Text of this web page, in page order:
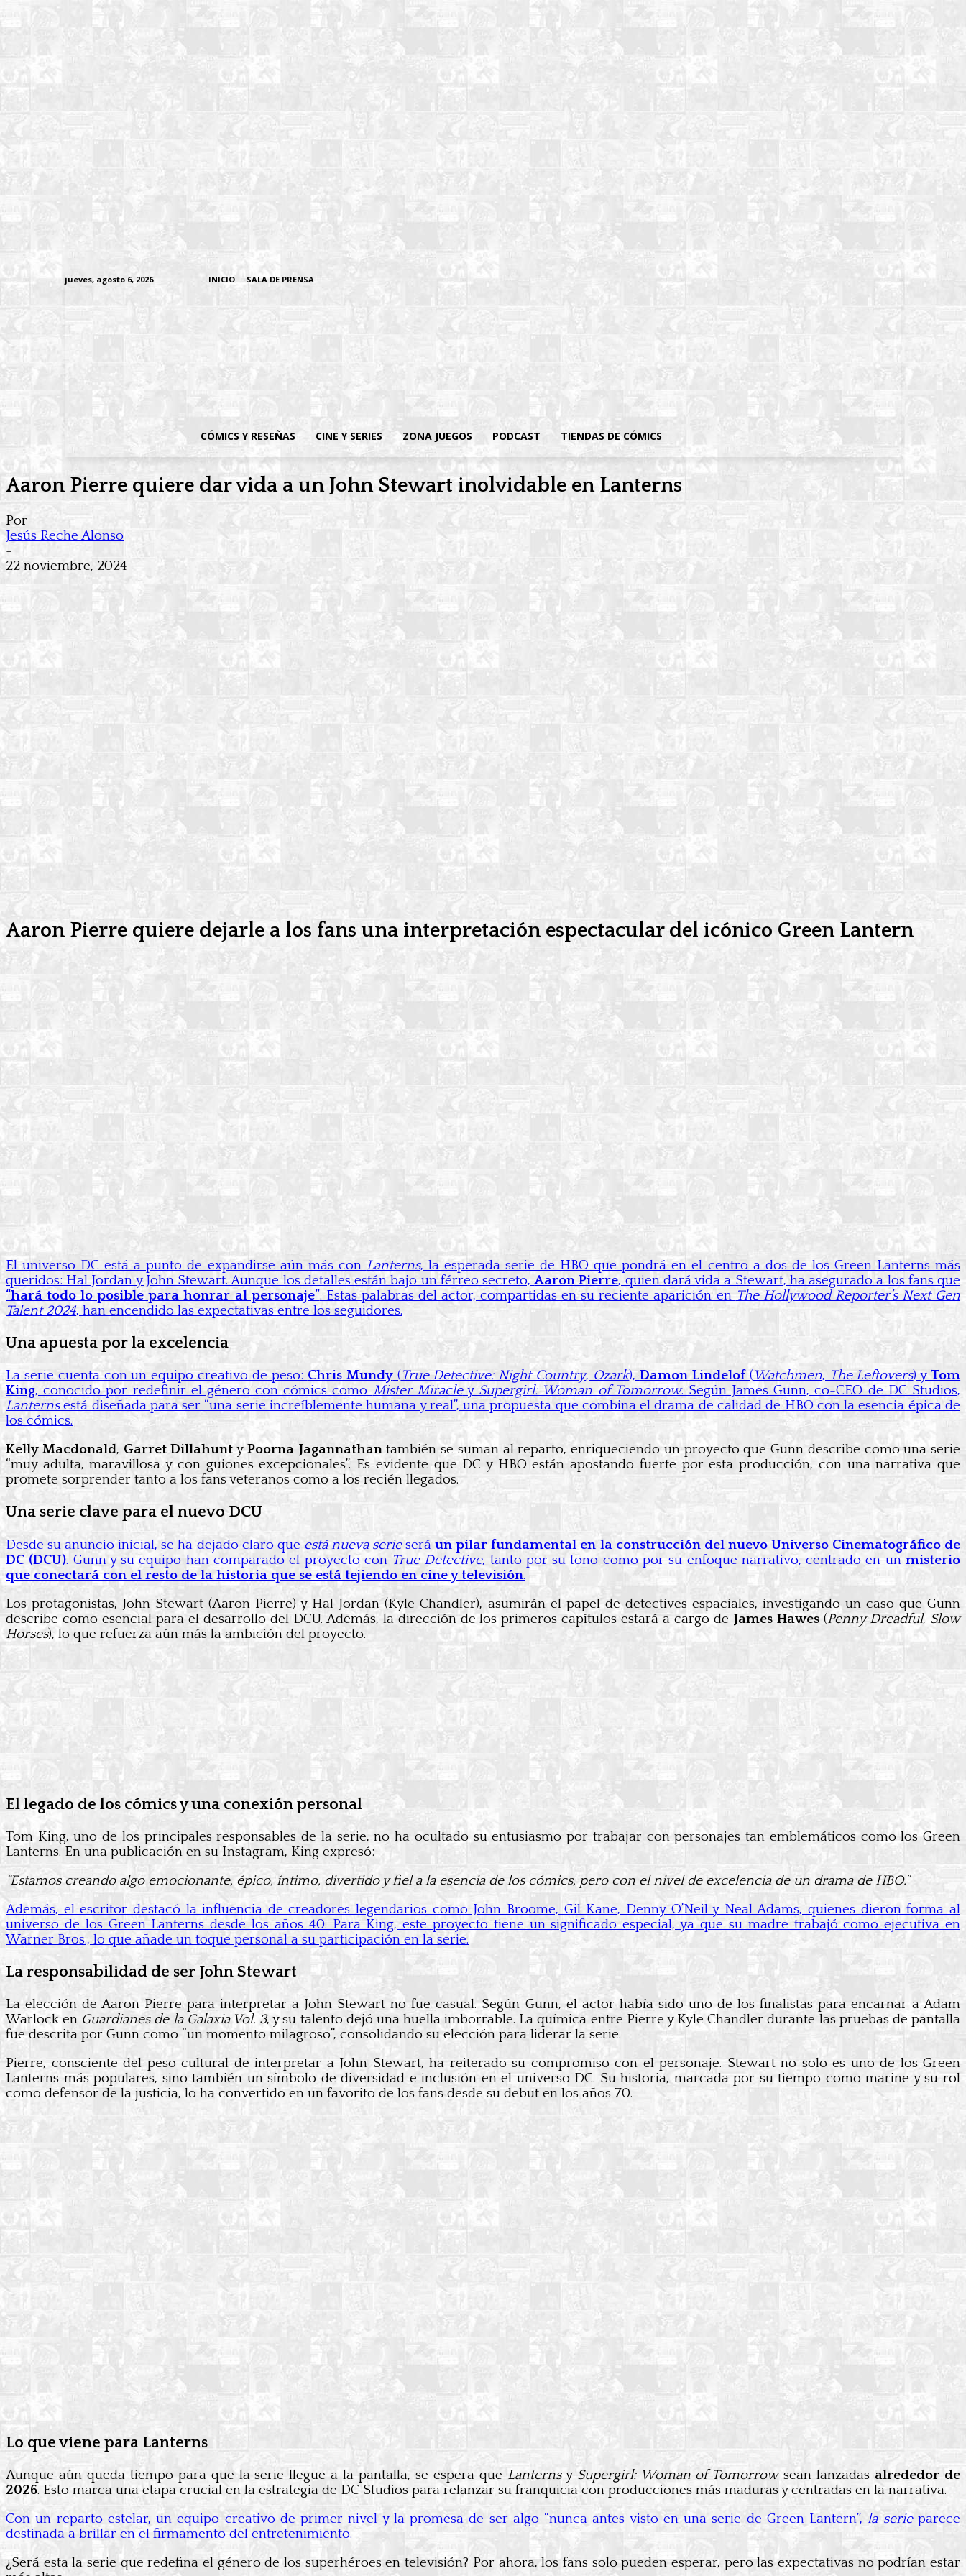
jueves, agosto 6, 2026 INICIO SALA DE PRENSA
CÓMICS Y RESEÑAS CINE Y SERIES ZONA JUEGOS PODCAST TIENDAS DE CÓMICS
Aaron Pierre quiere dar vida a un John Stewart inolvidable en Lanterns
Por
Jesús Reche Alonso
-
22 noviembre, 2024
Aaron Pierre quiere dejarle a los fans una interpretación espectacular del icónico Green Lantern
El universo DC está a punto de expandirse aún más con Lanterns, la esperada serie de HBO que pondrá en el centro a dos de los Green Lanterns más
queridos: Hal Jordan y John Stewart. Aunque los detalles están bajo un férreo secreto,Aaron Pierre, quien dará vida a Stewart, ha asegurado a los fans que
“hará todo lo posible para honrar al personaje”. Estas palabras del actor, compartidas en su reciente aparición en The Hollywood Reporter’s Next Gen
Talent 2024, han encendido las expectativas entre los seguidores.
Una apuesta por la excelencia
La serie cuenta con un equipo creativo de peso: Chris Mundy(True Detective: Night Country, Ozark), Damon Lindelof(Watchmen, The Leftovers) y Tom
King, conocido por redefinir el género con cómics como Mister Miracley Supergirl: Woman of Tomorrow. Según James Gunn, co-CEO de DC Studios,
Lanternsestá diseñada para ser “una serie increíblemente humana y real”, una propuesta que combina el drama de calidad de HBO con la esencia épica de
los cómics.
Kelly Macdonald, Garret Dillahunt yPoorna Jagannathantambién se suman al reparto, enriqueciendo un proyecto que Gunn describe como una serie
“muy adulta, maravillosa y con guiones excepcionales”. Es evidente que DC y HBO están apostando fuerte por esta producción, con una narrativa que
promete sorprender tanto a los fans veteranos como a los recién llegados.
Una serie clave para el nuevo DCU
Desde su anuncio inicial, se ha dejado claro que está nueva serieseráun pilar fundamental en la construcción del nuevo Universo Cinematográfico de
DC (DCU). Gunn y su equipo han comparado el proyecto con True Detective, tanto por su tono como por su enfoque narrativo, centrado en unmisterio
que conectará con el resto de la historia que se está tejiendo en cine y televisión.
Los protagonistas, John Stewart (Aaron Pierre) y Hal Jordan (Kyle Chandler), asumirán el papel de detectives espaciales, investigando un caso que Gunn
describe como esencial para el desarrollo del DCU. Además, la dirección de los primeros capítulos estará a cargo de James Hawes (Penny Dreadful, Slow
Horses), lo que refuerza aún más la ambición del proyecto.
El legado de los cómics y una conexión personal
Tom King, uno de los principales responsables de la serie, no ha ocultado su entusiasmo por trabajar con personajes tan emblemáticos como los Green
Lanterns. En una publicación en su Instagram, King expresó:
“Estamos creando algo emocionante, épico, íntimo, divertido y fiel a la esencia de los cómics, pero con el nivel de excelencia de un drama de HBO.”
Además, el escritor destacó la influencia de creadores legendarios como John Broome, Gil Kane, Denny O’Neil y Neal Adams, quienes dieron forma al
universo de los Green Lanterns desde los años 40. Para King, este proyecto tiene un significado especial, ya que su madre trabajó como ejecutiva en
Warner Bros., lo que añade un toque personal a su participación en la serie.
La responsabilidad de ser John Stewart
La elección de Aaron Pierre para interpretar a John Stewart no fue casual. Según Gunn, el actor había sido uno de los finalistas para encarnar a Adam
Warlock en Guardianes de la Galaxia Vol. 3, y su talento dejó una huella imborrable. La química entre Pierre y Kyle Chandler durante las pruebas de pantalla
fue descrita por Gunn como “un momento milagroso”, consolidando su elección para liderar la serie.
Pierre, consciente del peso cultural de interpretar a John Stewart, ha reiterado su compromiso con el personaje. Stewart no solo es uno de los Green
Lanterns más populares, sino también un símbolo de diversidad e inclusión en el universo DC. Su historia, marcada por su tiempo como marine y su rol
como defensor de la justicia, lo ha convertido en un favorito de los fans desde su debut en los años 70.
Lo que viene para Lanterns
Aunque aún queda tiempo para que la serie llegue a la pantalla, se espera que Lanternsy Supergirl: Woman of Tomorrowsean lanzadas alrededor de
2026. Esto marca una etapa crucial en la estrategia de DC Studios para relanzar su franquicia con producciones más maduras y centradas en la narrativa.
Con un reparto estelar, un equipo creativo de primer nivel y la promesa de ser algo “nunca antes visto en una serie de Green Lantern”,la serieparece
destinada a brillar en el firmamento del entretenimiento.
¿Será esta la serie que redefina el género de los superhéroes en televisión? Por ahora, los fans solo pueden esperar, pero las expectativas no podrían estar